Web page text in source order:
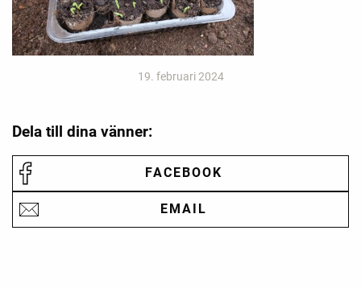
19. februari 2024
Dela till dina vänner:
FACEBOOK
EMAIL